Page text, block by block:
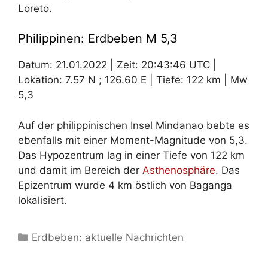
Loreto.
Philippinen: Erdbeben M 5,3
Datum: 21.01.2022 | Zeit: 20:43:46 UTC |
Lokation: 7.57 N ; 126.60 E | Tiefe: 122 km | Mw
5,3
Auf der philippinischen Insel Mindanao bebte es
ebenfalls mit einer Moment-Magnitude von 5,3.
Das Hypozentrum lag in einer Tiefe von 122 km
und damit im Bereich der Asthenosphäre. Das
Epizentrum wurde 4 km östlich von Baganga
lokalisiert.
Kategorien
Erdbeben: aktuelle Nachrichten